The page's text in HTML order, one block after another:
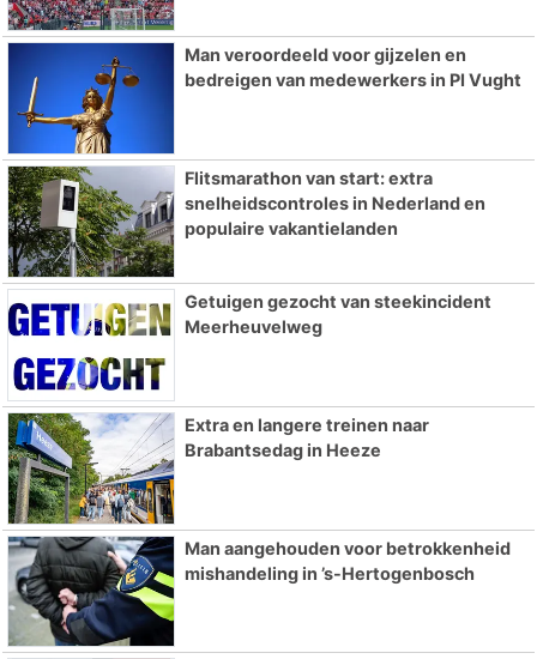
Man veroordeeld voor gijzelen en
bedreigen van medewerkers in PI Vught
Flitsmarathon van start: extra
snelheidscontroles in Nederland en
populaire vakantielanden
Getuigen gezocht van steekincident
Meerheuvelweg
Extra en langere treinen naar
Brabantsedag in Heeze
Man aangehouden voor betrokkenheid
mishandeling in ’s-Hertogenbosch